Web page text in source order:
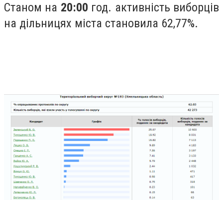
Станом на 20:00 год. активність виборців
на дільницях міста становила 62,77%.